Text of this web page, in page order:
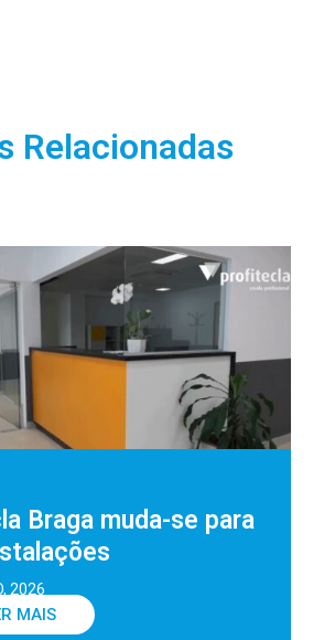
Relacionadas
Braga muda-se para
2026
MAIS